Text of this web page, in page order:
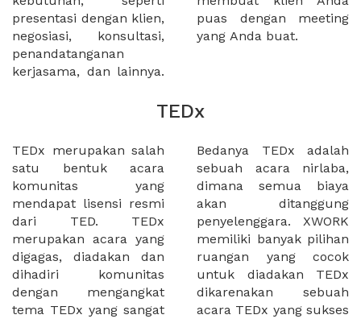
presentasi dengan klien,
negosiasi, konsultasi,
penandatanganan
kerjasama, dan lainnya.
puas dengan meeting
yang Anda buat.
TEDx
TEDx merupakan salah
satu bentuk acara
komunitas yang
mendapat lisensi resmi
dari TED. TEDx
merupakan acara yang
digagas, diadakan dan
dihadiri komunitas
dengan mengangkat
tema TEDx yang sangat
Bedanya TEDx adalah
sebuah acara nirlaba,
dimana semua biaya
akan ditanggung
penyelenggara. XWORK
memiliki banyak pilihan
ruangan yang cocok
untuk diadakan TEDx
dikarenakan sebuah
acara TEDx yang sukses